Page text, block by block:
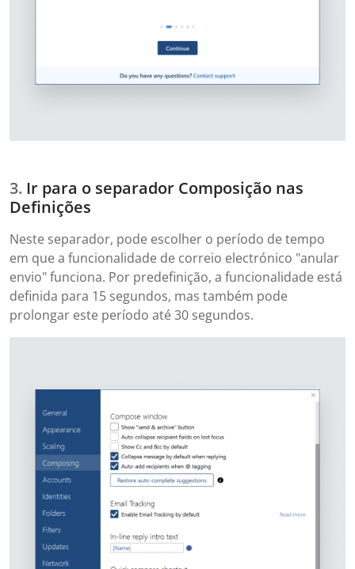
Ir para o separador Composição nas
Definições
Neste separador, pode escolher o período de tempo
em que a funcionalidade de correio electrónico "anular
envio" funciona. Por predefinição, a funcionalidade está
definida para 15 segundos, mas também pode
prolongar este período até 30 segundos.